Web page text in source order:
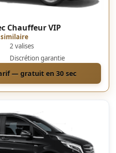
Chauffeur VIP
similaire
2 valises
Discrétion garantie
— gratuit en 30 sec